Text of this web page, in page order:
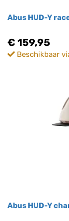
Abus HUD-Y
€ 159,95
Beschikbaar
Abus HUD-Y